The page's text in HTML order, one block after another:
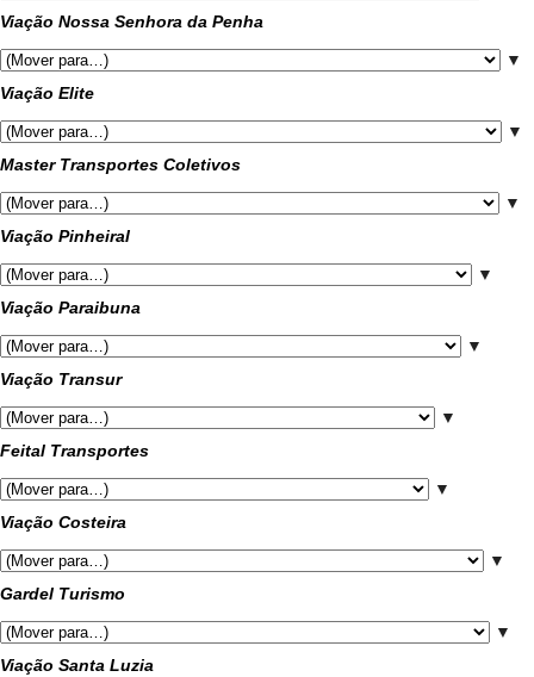
Viação Nossa Senhora da Penha
▼
Viação Elite
▼
Master Transportes Coletivos
▼
Viação Pinheiral
▼
Viação Paraibuna
▼
Viação Transur
▼
Feital Transportes
▼
Viação Costeira
▼
Gardel Turismo
▼
Viação Santa Luzia